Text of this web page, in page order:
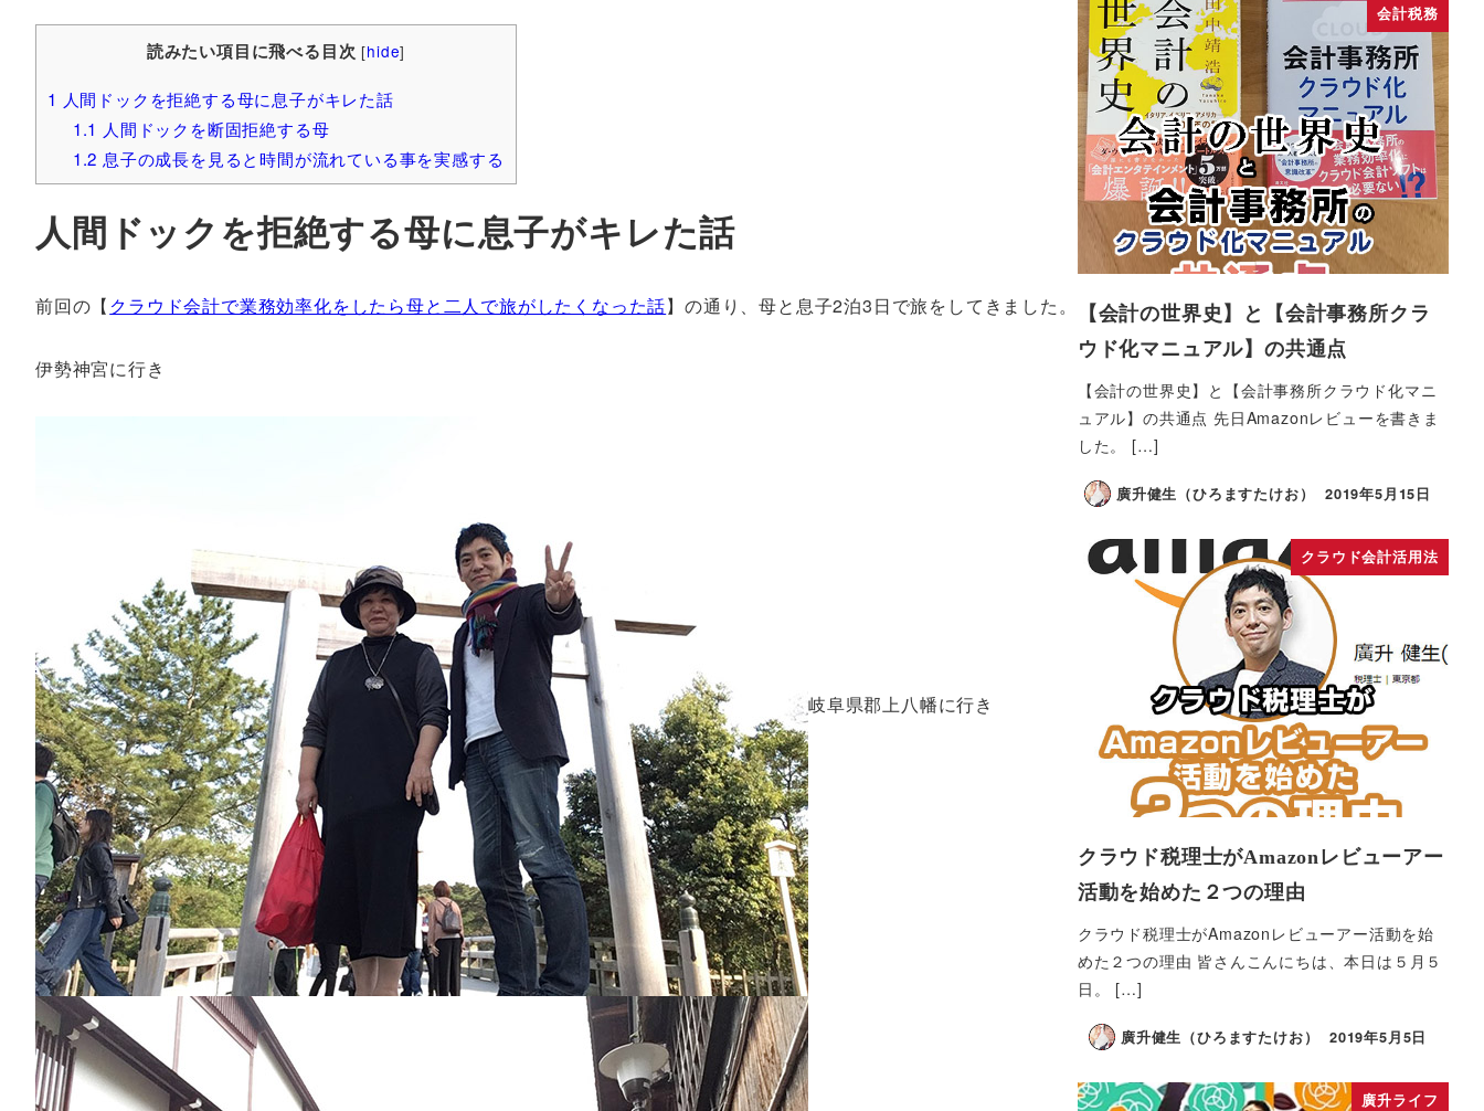
読みたい項目に飛べる目次 [hide]
1 人間ドックを拒絶する母に息子がキレた話
1.1 人間ドックを断固拒絶する母
1.2 息子の成長を見ると時間が流れている事を実感する
人間ドックを拒絶する母に息子がキレた話
前回の【 クラウド会計で業務効率化をしたら母と二人で旅がしたくなった話】の通り、母と息子2泊3日で旅をしてきました。
伊勢神宮に行き
岐阜県郡上八幡に行き
会計税務
【会計の世界史】と【会計事務所クラ
ウド化マニュアル】の共通点
【会計の世界史】と【会計事務所クラウド化マニ
ュアル】の共通点 先日Amazonレビューを書きま
した。 […]
廣升健生（ひろますたけお） 2019年5月15日
クラウド会計活用法
クラウド税理士がAmazonレビューアー
活動を始めた２つの理由
クラウド税理士がAmazonレビューアー活動を始
めた２つの理由 皆さんこんにちは、本日は５月５
日。 […]
廣升健生（ひろますたけお） 2019年5月5日
廣升ライフ